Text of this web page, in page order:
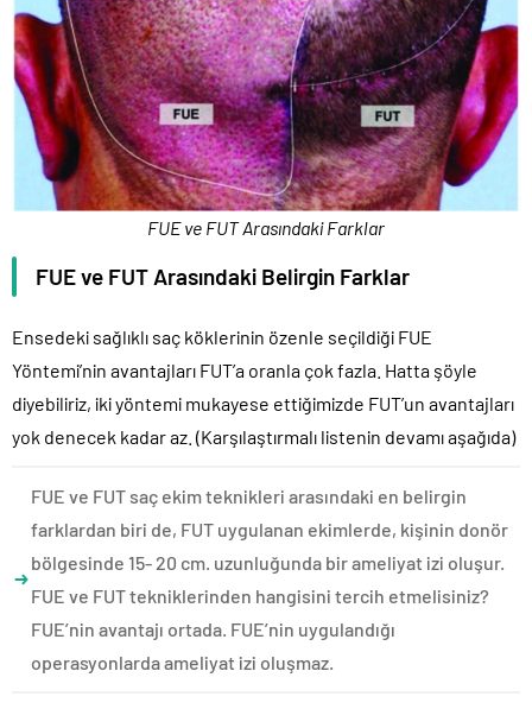
FUE ve FUT Arasındaki Farklar
FUE ve FUT Arasındaki Belirgin Farklar
Ensedeki sağlıklı saç köklerinin özenle seçildiği FUE
Yöntemi’nin avantajları FUT’a oranla çok fazla. Hatta şöyle
diyebiliriz, iki yöntemi mukayese ettiğimizde FUT’un avantajları
yok denecek kadar az. (Karşılaştırmalı listenin devamı aşağıda)
FUE ve FUT saç ekim teknikleri arasındaki en belirgin
farklardan biri de, FUT uygulanan ekimlerde, kişinin donör
bölgesinde 15- 20 cm. uzunluğunda bir ameliyat izi oluşur.
FUE ve FUT tekniklerinden hangisini tercih etmelisiniz?
FUE’nin avantajı ortada. FUE’nin uygulandığı
operasyonlarda ameliyat izi oluşmaz.